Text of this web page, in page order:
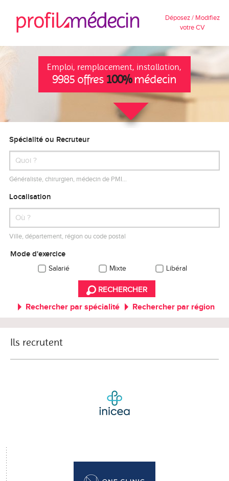
Déposez / Modifiez
votre CV
Emploi, remplacement, installation,
9985 offres 100%médecin
Spécialité ou Recruteur
Généraliste, chirurgien, médecin de PMI…
Localisation
Ville, département, région ou code postal
Mode d'exercice
Salarié Mixte Libéral
RECHERCHER
Rechercher par spécialité Rechercher par région
Ils recrutent